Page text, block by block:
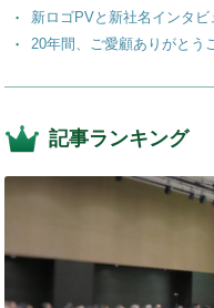
新ロゴPVと新社名インタビ
20年間、ご愛顧ありがとう
記事ランキング